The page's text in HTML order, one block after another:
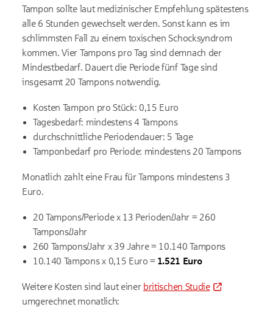
Tampon sollte laut medizinischer Empfehlung spätestens
alle 6 Stunden gewechselt werden. Sonst kann es im
schlimmsten Fall zu einem toxischen Schocksyndrom
kommen. Vier Tampons pro Tag sind demnach der
Mindestbedarf. Dauert die Periode fünf Tage sind
insgesamt 20 Tampons notwendig.
Kosten Tampon pro Stück: 0,15 Euro
Tagesbedarf: mindestens 4 Tampons
durchschnittliche Periodendauer: 5 Tage
Tamponbedarf pro Periode: mindestens 20 Tampons
Monatlich zahlt eine Frau für Tampons mindestens 3
Euro.
20 Tampons/Periode x 13 Perioden/Jahr = 260
Tampons/Jahr
260 Tampons/Jahr x 39 Jahre = 10.140 Tampons
10.140 Tampons x 0,15 Euro = 1.521 Euro
Weitere Kosten sind laut einer britischen Studie
umgerechnet monatlich: